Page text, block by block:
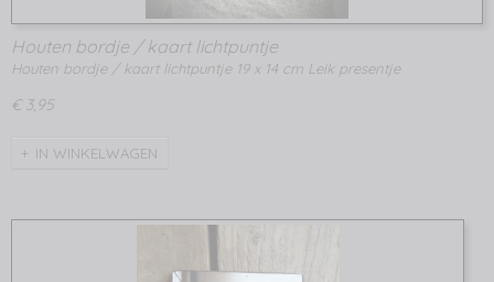
Houten bordje / kaart lichtpuntje
Houten bordje / kaart lichtpuntje 19 x 14 cm Leik presentje
€ 3,95
IN WINKELWAGEN